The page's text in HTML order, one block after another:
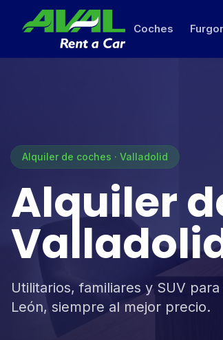
Coches
Alquiler de coches · Valladolid
Alquiler
Utilitarios, familiares y SUV
León, siempre al mejor precio.